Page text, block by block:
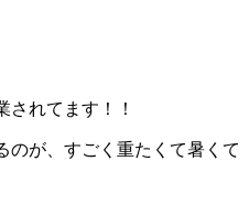
されてます！！
のが、すごく重たくて暑くて